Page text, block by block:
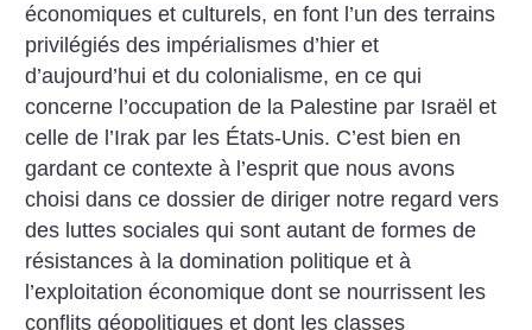
économiques et culturels, en font l’un des terrains
privilégiés des impérialismes d’hier et
d’aujourd’hui et du colonialisme, en ce qui
concerne l’occupation de la Palestine par Israël et
celle de l’Irak par les États-Unis. C’est bien en
gardant ce contexte à l’esprit que nous avons
choisi dans ce dossier de diriger notre regard vers
des luttes sociales qui sont autant de formes de
résistances à la domination politique et à
l’exploitation économique dont se nourrissent les
conflits géopolitiques et dont les classes